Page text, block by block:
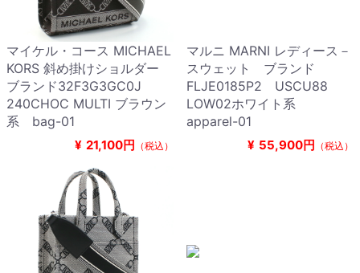
マイケル・コース MICHAEL
KORS 斜め掛けショルダー
ブランド32F3G3GC0J
240CHOC MULTI ブラウン
系 bag-01
¥ 21,100円 （税込）
マルニ MARNI レディース－
スウェット ブランド
FLJE0185P2 USCU88
LOW02ホワイト系
apparel-01
¥ 55,900円 （税込）